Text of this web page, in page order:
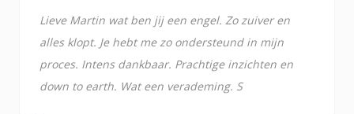
Lieve Martin wat ben jij een engel. Zo zuiver en
alles klopt. Je hebt me zo ondersteund in mijn
proces. Intens dankbaar. Prachtige inzichten en
down to earth. Wat een verademing. S